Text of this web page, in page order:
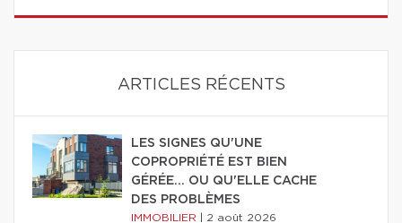
ARTICLES RÉCENTS
LES SIGNES QU'UNE
COPROPRIÉTÉ EST BIEN
GÉRÉE… OU QU'ELLE CACHE
DES PROBLÈMES
IMMOBILIER 2 août 2026